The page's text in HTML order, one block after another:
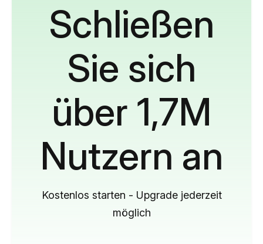
Schließen
Sie sich
über 1,7M
Nutzern an
Kostenlos starten - Upgrade jederzeit
möglich